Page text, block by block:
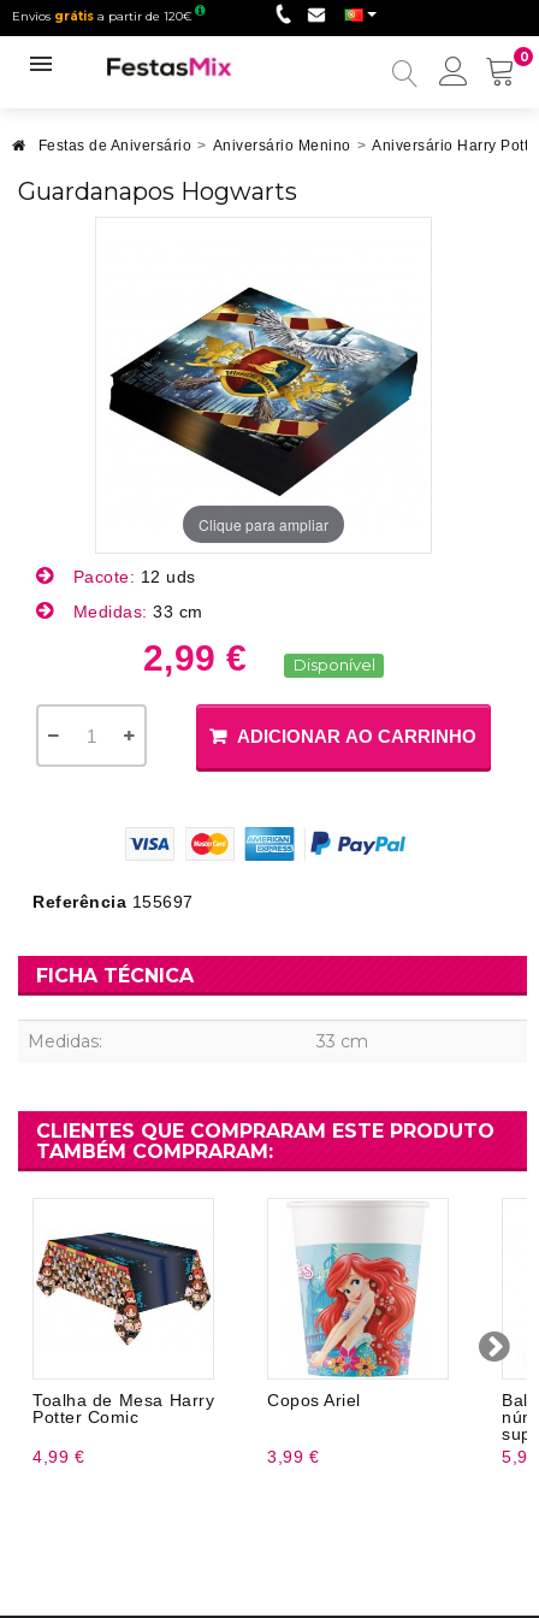
Envios grátis a partir de 120€
0
Minha
Festas de Aniversário > Aniversário Menino > Aniversário Harry
Guardanapos Hogwarts
Clique para ampliar
Pacote: 12 uds
Medidas: 33 cm
2,99 € Disponível
ADICIONAR AO CARRINHO
Referência 155697
FICHA TÉCNICA
Medidas: 33 cm
CLIENTES QUE COMPRARAM ESTE PRODUTO
TAMBÉM COMPRARAM:
Toalha de Mesa Harry
Potter Comic
4,99 €
Copos Ariel
3,99 €